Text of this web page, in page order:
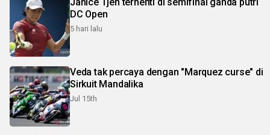
DC Open
5 hari lalu
Veda tak percaya dengan "Marquez curse" di
Sirkuit Mandalika
Jul 15th